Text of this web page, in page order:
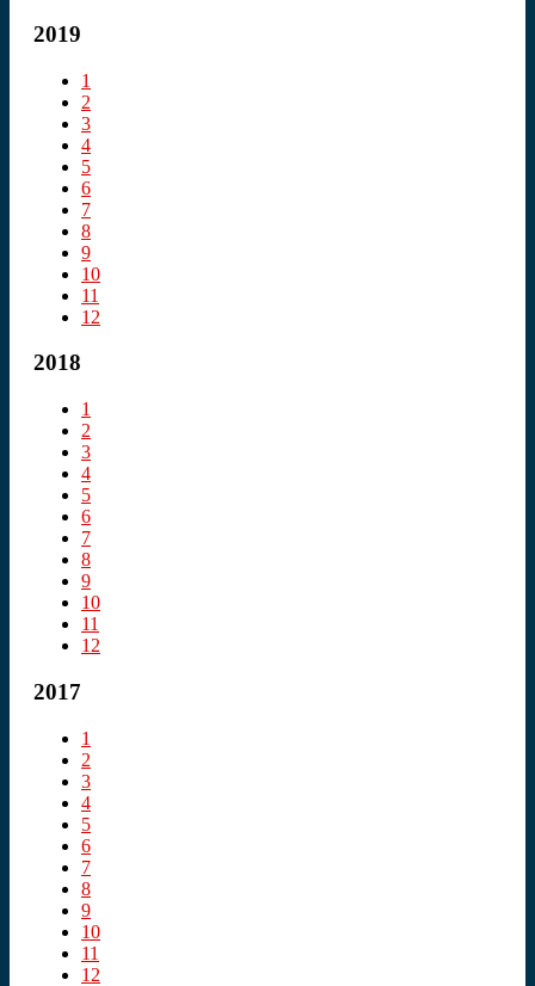
2019
1
2
3
4
5
6
7
8
9
10
11
12
2018
1
2
3
4
5
6
7
8
9
10
11
12
2017
1
2
3
4
5
6
7
8
9
10
11
12